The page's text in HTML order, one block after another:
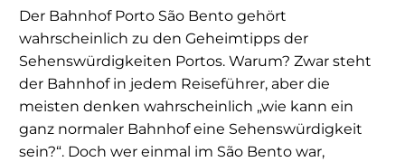
Der Bahnhof Porto São Bento gehört
wahrscheinlich zu den Geheimtipps der
Sehenswürdigkeiten Portos. Warum? Zwar steht
der Bahnhof in jedem Reiseführer, aber die
meisten denken wahrscheinlich „wie kann ein
ganz normaler Bahnhof eine Sehenswürdigkeit
sein?“. Doch wer einmal im São Bento war,